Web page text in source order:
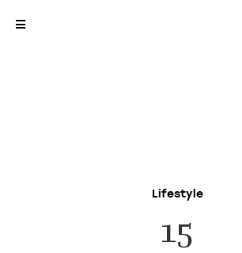
Lifestyle
15